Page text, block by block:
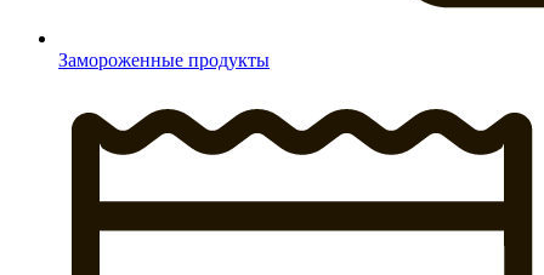
Замороженные продукты